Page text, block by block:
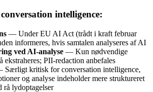
intelligence:
— Under EU AI Act (trådt i kraft februar
informeres, hvis samtalen analyseres af AI
ved AI-analyse — Kun nødvendige
ekstraheres; PII-redaction anbefales
kritisk for conversation intelligence,
og analyse indeholder mere struktureret
rå lydoptagelser